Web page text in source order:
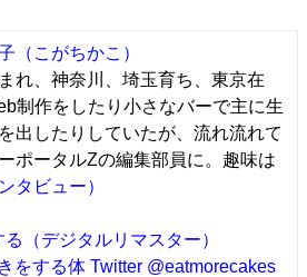
（こがちかこ）
れ、神奈川、埼玉育ち、東京在
制作をしたり小さなバーで主に生
出したりしていたが、流れ流れて
ポータルZの編集部員に。趣味は
タビュー）
（デジタルリマスター）
をする体 Twitter @eatmorecakes